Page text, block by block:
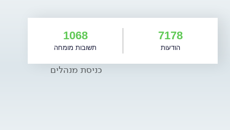
7178
הודעות
1068
תשובות מומחה
כניסת מנהלים